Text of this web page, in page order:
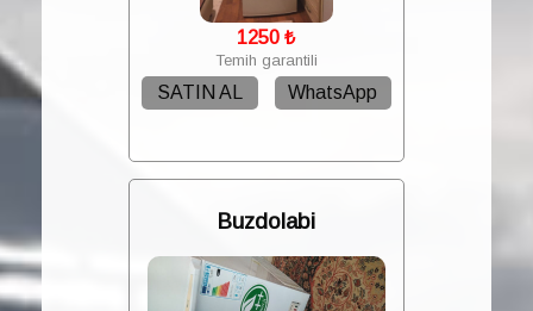
1250 ₺
Temih garantili
SATIN AL WhatsApp
Buzdolabi